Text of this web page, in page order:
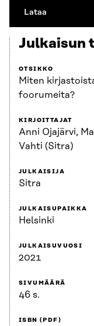
Lataa
Julkaisun
OTSIKKO
Miten
foorumeita?
KIRJOITTAJAT
Anni Ojajärvi,
Vahti (Sitra)
JULKAISIJA
Sitra
JULKAISUPAIKKA
Helsinki
JULKAISUVUOSI
2021
SIVUMÄÄRÄ
46 s.
ISBN (PDF)